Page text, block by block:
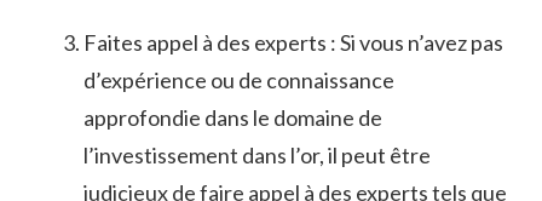
Faites appel à des experts : Si⁣ vous‍ n’avez pas
d’expérience ou de connaissance
approfondie dans ⁢le⁤ domaine de
l’investissement dans l’or,⁤ il ‌peut être
judicieux de faire appel à des experts tels que